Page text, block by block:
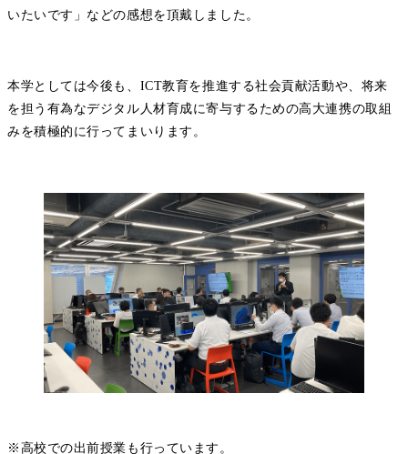
いたいです」などの感想を頂戴しました。
本学としては今後も、ICT教育を推進する社会貢献活動や、将来
を担う有為なデジタル人材育成に寄与するための高大連携の取組
みを積極的に行ってまいります。
※高校での出前授業も行っています。